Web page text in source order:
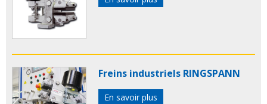
Freins industriels RINGSPANN
En savoir plus